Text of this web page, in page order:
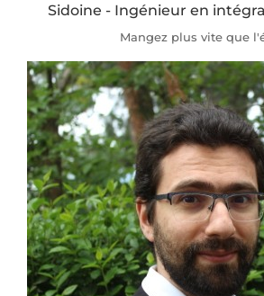
Sidoine - Ingénieur en
Mangez plus vite que